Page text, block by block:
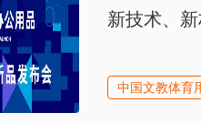
新技术、
中国文教体育